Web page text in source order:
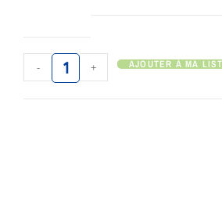
- + AJOUTER À MA